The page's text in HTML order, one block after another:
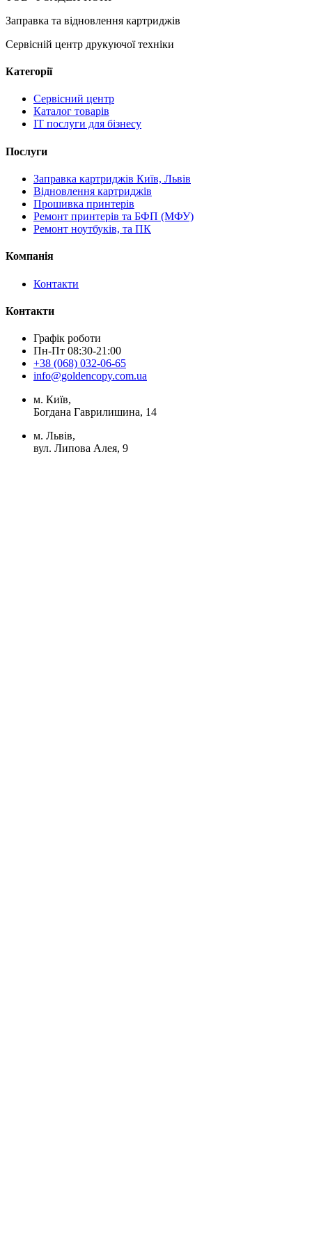
Заправка та відновлення картриджів
Сервісній центр друкуючої техніки
Категорії
Сервісний центр
Каталог товарів
IT послуги для бізнесу
Послуги
Заправка картриджів Київ, Львів
Відновлення картриджів
Прошивка принтерів
Ремонт принтерів та БФП (МФУ)
Ремонт ноутбуків, та ПК
Компанія
Контакти
Контакти
Графік роботи
Пн-Пт 08:30-21:00
+38 (068) 032-06-65
info@goldencopy.com.ua
м. Київ,
Богдана Гаврилишина, 14
м. Львів,
вул. Липова Алея, 9